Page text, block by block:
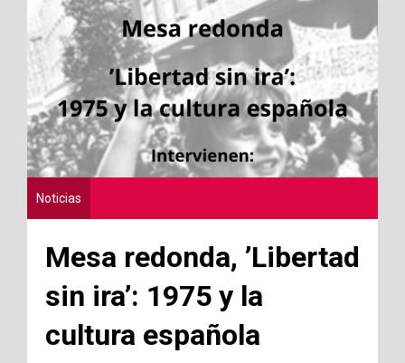
Noticias
Mesa redonda, ’Libertad
sin ira’: 1975 y la
cultura española